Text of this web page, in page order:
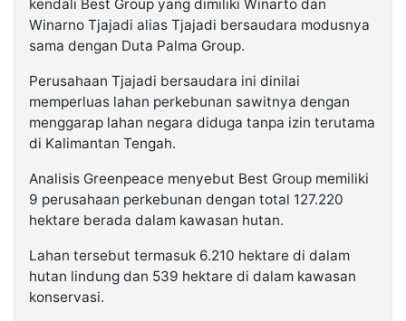
kendali Best Group yang dimiliki Winarto dan
Winarno Tjajadi alias Tjajadi bersaudara modusnya
sama dengan Duta Palma Group.
Perusahaan Tjajadi bersaudara ini dinilai
memperluas lahan perkebunan sawitnya dengan
menggarap lahan negara diduga tanpa izin terutama
di Kalimantan Tengah.
Analisis Greenpeace menyebut Best Group memiliki
9 perusahaan perkebunan dengan total 127.220
hektare berada dalam kawasan hutan.
Lahan tersebut termasuk 6.210 hektare di dalam
hutan lindung dan 539 hektare di dalam kawasan
konservasi.